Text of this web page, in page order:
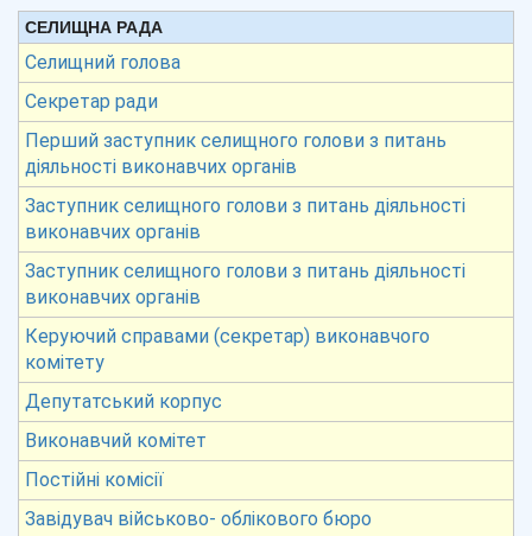
СЕЛИЩНА РАДА
Селищний голова
Секретар ради
Перший заступник селищного голови з питань
діяльності виконавчих органів
Заступник селищного голови з питань діяльності
виконавчих органів
Заступник селищного голови з питань діяльності
виконавчих органів
Керуючий справами (секретар) виконавчого
комітету
Депутатський корпус
Виконавчий комітет
Постійні комісії
Завідувач військово- облікового бюро